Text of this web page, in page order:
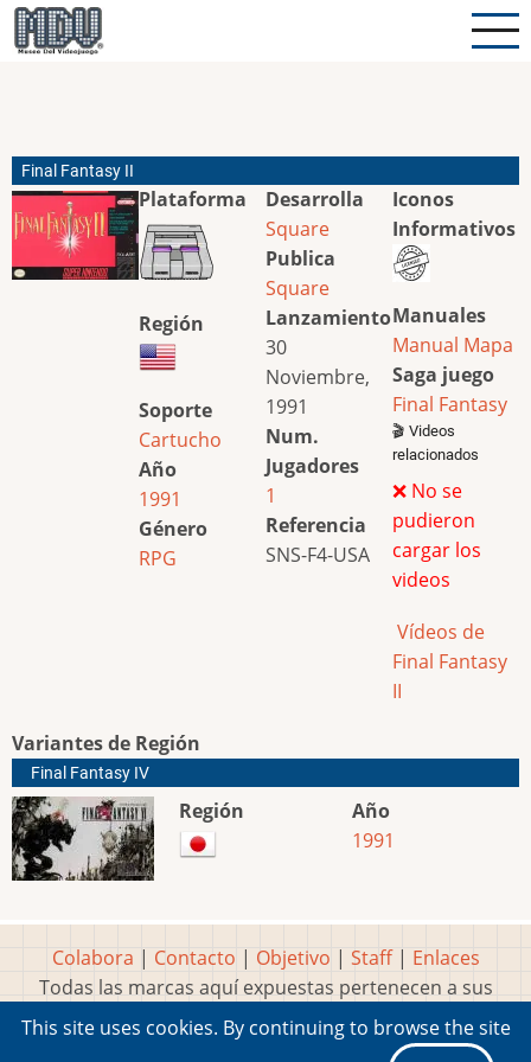
Pasar
al
Final Fantasy II
Plataforma
Región
Soporte
Cartucho
Año
1991
Género
RPG
Desarrolla
Square
Publica
Square
Lanzamiento
30
Noviembre,
1991
Num.
Jugadores
1
Referencia
SNS-F4-USA
Iconos
Informativos
Manuales
Manual Mapa
Saga juego
Final Fantasy
🎬 Videos
relacionados
❌ No se
pudieron
cargar los
videos
Vídeos de
Final Fantasy
II
Variantes de Región
Final Fantasy IV
Región
Año
1991
Colabora | Contacto | Objetivo | Staff| Enlaces
Todas las marcas aquí expuestas pertenecen a sus
respectivos y legítimos dueños
Idea, página, contenidos y diseños creados porMarty
This site uses cookies. By continuing to browse the site